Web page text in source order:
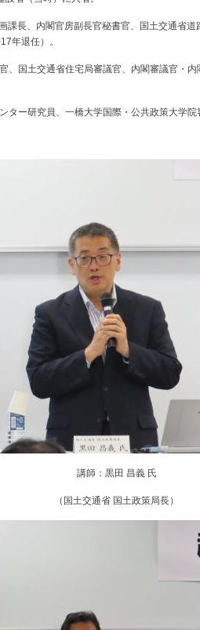
長、内閣官房副長官秘書官、国土交通省
年退任）。
、国土交通省住宅局審議官、内閣審議官・
ター研究員、一橋大学国際・公共政策大学院
講師：黒田 昌義 氏
（国土交通省 国土政策局長）